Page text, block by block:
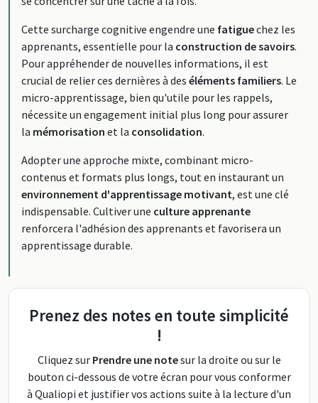
Cette surcharge cognitive engendre une fatiguechez les
apprenants, essentielle pour la construction de savoirs.
Pour appréhender de nouvelles informations, il est
crucial de relier ces dernières à des éléments familiers. Le
micro-apprentissage, bien qu'utile pour les rappels,
nécessite un engagement initial plus long pour assurer
la mémorisation et la consolidation.
Adopter une approche mixte, combinant micro-
contenus et formats plus longs, tout en instaurant un
environnement d'apprentissage motivant, est une clé
indispensable. Cultiver une culture apprenante
renforcera l'adhésion des apprenants et favorisera un
apprentissage durable.
Prenez des notes en toute simplicité
!
Cliquez sur Prendre une notesur la droite ou sur le
bouton ci-dessous de votre écran pour vous conformer
à Qualiopi et justifier vos actions suite à la lecture d'un